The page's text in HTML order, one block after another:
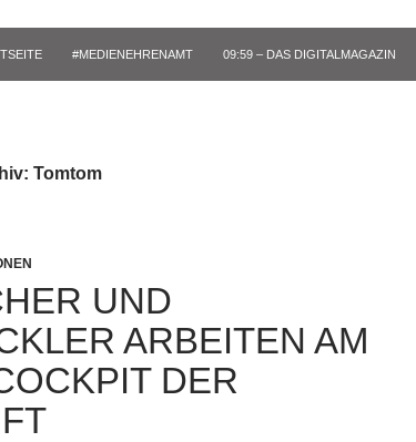
#MEDIENEHRENAMT 09:59 – DAS DIGITALMAGAZIN
Tomtom
UND
ARBEITEN AM
DER